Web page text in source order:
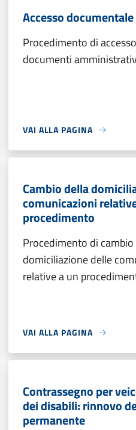
Accesso documentale
Procedimento di
documenti
VAI ALLA PAGINA
Cambio della
comunicazioni
procedimento
Procedimento di
domiciliazione delle
relative a un
VAI ALLA PAGINA
Contrassegno per
dei disabili: rinnovo
permanente